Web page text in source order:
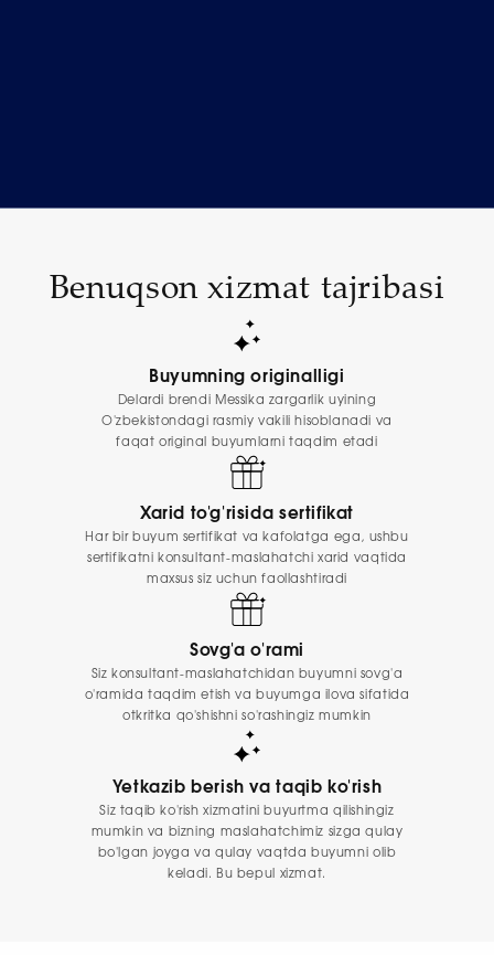
Benuqson xizmat tajribasi
Buyumning originalligi
Delardi brendi Messika zargarlik uyining
O'zbekistondagi rasmiy vakili hisoblanadi va
faqat original buyumlarni taqdim etadi
Xarid to'g'risida sertifikat
Har bir buyum sertifikat va kafolatga ega, ushbu
sertifikatni konsultant-maslahatchi xarid vaqtida
maxsus siz uchun faollashtiradi
Sovg'a o'rami
Siz konsultant-maslahatchidan buyumni sovg'a
o'ramida taqdim etish va buyumga ilova sifatida
otkritka qo'shishni so'rashingiz mumkin
Yetkazib berish va taqib ko'rish
Siz taqib ko'rish xizmatini buyurtma qilishingiz
mumkin va bizning maslahatchimiz sizga qulay
bo'lgan joyga va qulay vaqtda buyumni olib
keladi. Bu bepul xizmat.